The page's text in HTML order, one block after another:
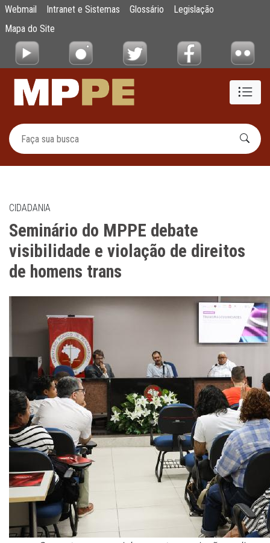
Pular para o Conteúdo principal
Seminário do MPPE debate visibilidade e
Webmail Intranet e Sistemas Glossário
Legislação
Mapa do Site
CIDADANIA
Seminário do MPPE debate
visibilidade e violação de direitos
de homens trans